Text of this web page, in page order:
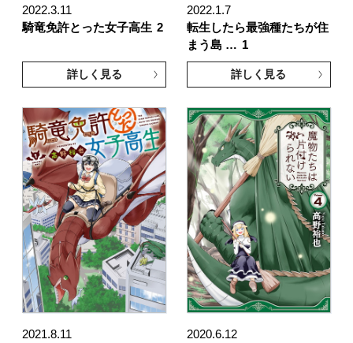
2022.3.11
騎竜免許とった女子高生 2
詳しく見る
2022.1.7
転生したら最強種たちが住
まう島 … 1
詳しく見る
2021.8.11
2020.6.12